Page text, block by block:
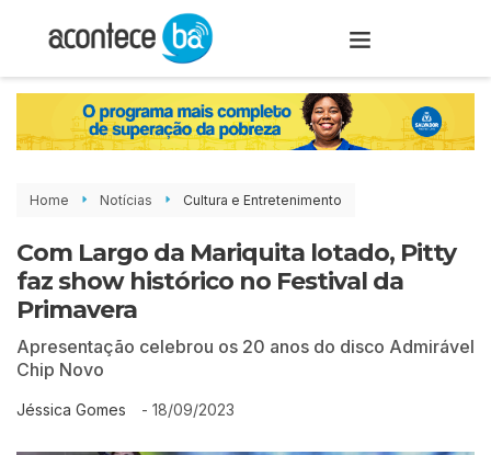
Home Notícias Cultura e Entretenimento
Com Largo da Mariquita lotado, Pitty
faz show histórico no Festival da
Primavera
Apresentação celebrou os 20 anos do disco Admirável
Chip Novo
Jéssica Gomes - 18/09/2023